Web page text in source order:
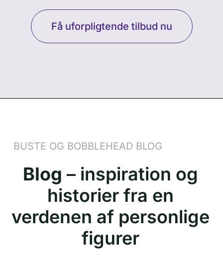
Få uforpligtende tilbud nu
BUSTE OG BOBBLEHEAD BLOG
Blog – inspiration og
historier fra en
verdenen af personlige
figurer